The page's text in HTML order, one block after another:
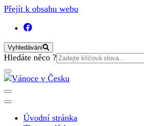
Přejít k obsahu webu
Vyhledávání
Vyhledat:
Hledáte něco ?
Vánoce v Česku
nejkrásnějším svátku v roce v České
Úvodní stránka